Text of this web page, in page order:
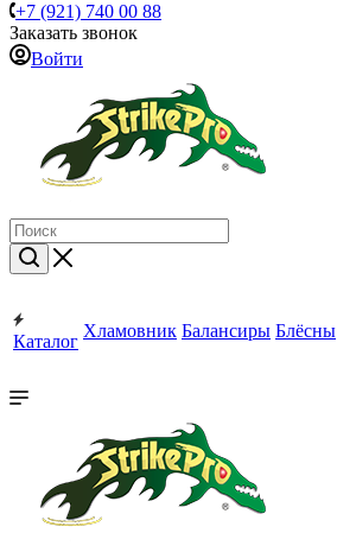
+7 (921) 740 00 88
Заказать звонок
Войти
Каталог
Хламовник Балансиры Блёсны